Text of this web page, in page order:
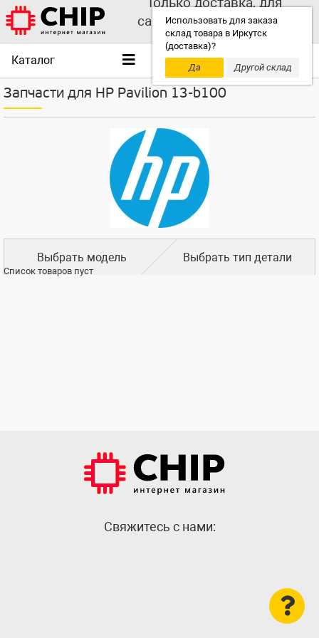
Использовать для заказа
склад товара в Иркутск
(доставка)?
Да
Другой склад
самовывоза выбирайте
другой склад!
Каталог
Запчасти для HP Pavilion 13-b100
Выбрать модель Выбрать тип детали
Список товаров пуст
Cвяжитесь с нами: